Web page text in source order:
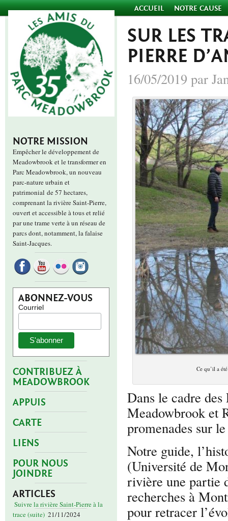
ACCUEIL NOTRE CAUSE
NOTRE MISSION
Empêcher le développement de
Meadowbrook et le transformer en
Parc Meadowbrook, un nouveau
parc-nature urbain et
patrimonial de 57 hectares,
comprenant la rivière Saint-Pierre,
ouvert et accessible à tous et relié
par une trame verte à un réseau de
parcs dont, notamment, la falaise
Saint-Jacques.
ABONNEZ-VOUS
Courriel
CONTRIBUEZ À
MEADOWBROOK
APPUIS
CARTE
LIENS
POUR NOUS
JOINDRE
ARTICLES
Suivre la rivière Saint-Pierre à la
trace (suite) 21/11/2024
SUR LES
PIERRE
16/05/2019 par
Ce qu’il a
Dans le cadre
Meadowbrook et
promenades sur
Notre guide,
(Université de
rivière une partie
recherches à
pour retracer